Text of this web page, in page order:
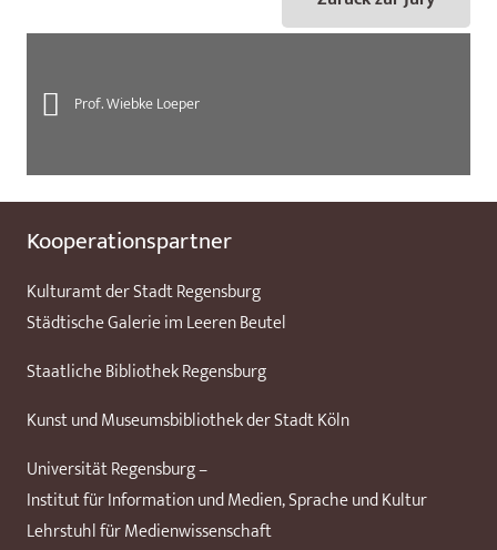
Prof. Wiebke Loeper
Kooperationspartner
Kulturamt der Stadt Regensburg
Städtische Galerie im Leeren Beutel
Staatliche Bibliothek Regensburg
Kunst und Museumsbibliothek der Stadt Köln
Universität Regensburg –
Institut für Information und Medien, Sprache und Kultur
Lehrstuhl für Medienwissenschaft